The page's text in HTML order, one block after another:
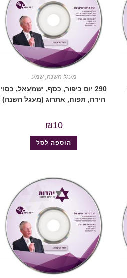
מעגל השנה,שמע
290 יום כיפור, כסף, ישמעאל, כסוי
הירח, תפוח, אתרוג (מעגל השנה)
₪10
הוספה לסל